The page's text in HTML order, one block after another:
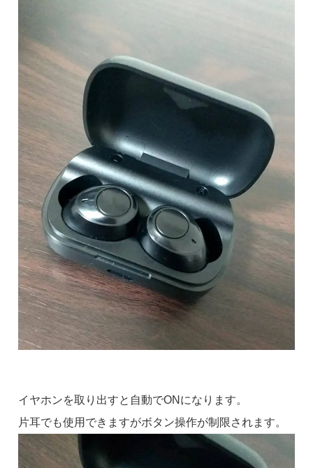
イヤホンを取り出すと自動でONになります。
片耳でも使用できますがボタン操作が制限されます。